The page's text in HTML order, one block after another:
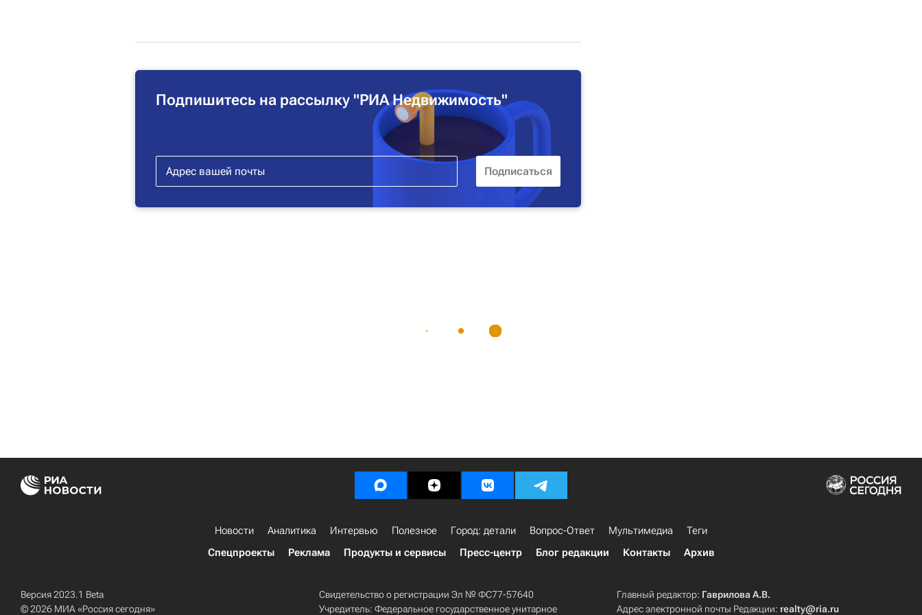
Подпишитесь на рассылку "РИА Недвижимость"
Новости Аналитика Интервью Полезное Город: детали Вопрос-Ответ Мультимедиа
Теги
Спецпроекты
Реклама Продукты и сервисы Пресс-центр Блог редакции Контакты Архив
Версия 2023.1 Beta
© 2026 МИА «Россия сегодня»
Свидетельство о регистрации Эл № ФС77-57640
Учредитель: Федеральное государственное унитарное
Главный редактор: Гаврилова А.В.
Адрес электронной почты Редакции: realty@ria.ru